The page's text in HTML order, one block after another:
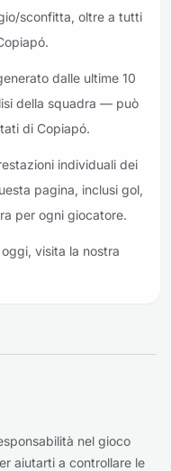
sconfitta, oltre a tutti
dalle ultime 10
della squadra — può
di Copiapó.
individuali dei
pagina, inclusi gol,
per ogni giocatore.
visita la nostra
nel gioco
aiutarti a controllare le